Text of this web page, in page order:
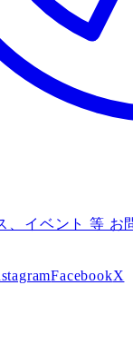
、イベント 等 お
FacebookX